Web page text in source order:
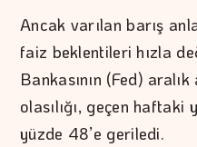
Ancak varılan barış
faiz beklentileri hızla
Bankasının (Fed)
olasılığı, geçen
yüzde 48’e geriledi.